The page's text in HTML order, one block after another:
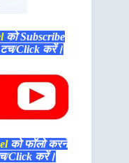
को Subscribe
Click करें।
को फॉलो करने
Click करें।